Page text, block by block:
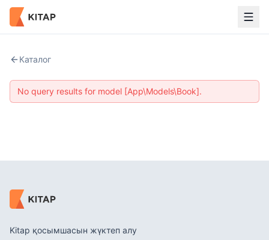
Каталог
No query results for model [App\Models\Book].
Kitap қосымшасын жүктеп алу